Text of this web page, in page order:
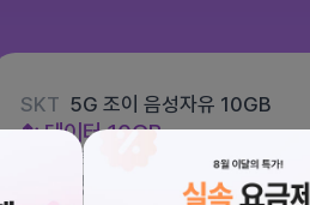
SKT 5G 조이 음성자유 10GB
데이터10GB
통화 기본제공
월 5,500원 / 평생할인